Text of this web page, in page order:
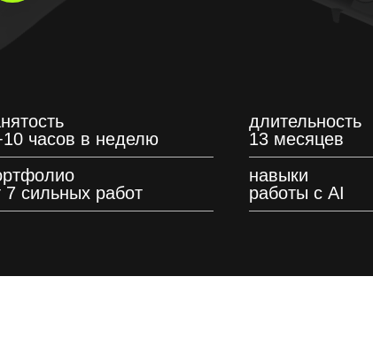
7 сильных работ
часов в неделю
длительность
13 месяцев
навыки
работы с AI